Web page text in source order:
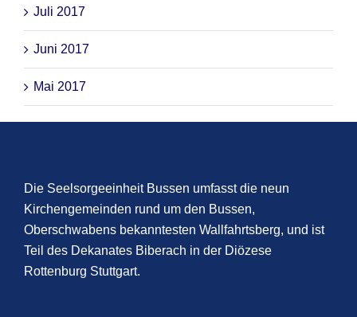
Juli 2017
Juni 2017
Mai 2017
Die Seelsorgeeinheit Bussen umfasst die neun
Kirchengemeinden rund um den Bussen,
Oberschwabens bekanntesten Wallfahrtsberg, und ist
Teil des Dekanates Biberach in der Diözese
Rottenburg Stuttgart.